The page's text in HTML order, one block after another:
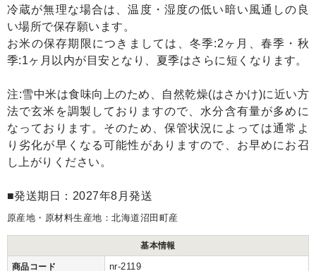
冷蔵が無理な場合は、温度・湿度の低い暗い風通しの良
い場所で保存願います。
お米の保存期限につきましては、冬季:2ヶ月、春季・秋
季:1ヶ月以内が目安となり、夏季はさらに短くなります。
注:雪中米は食味向上のため、自然乾燥(はさかけ)に近い方
法で玄米を調製しておりますので、水分含有量が多めに
なっております。そのため、保管状況によっては通常よ
り劣化が早くなる可能性がありますので、お早めにお召
し上がりください。
■発送期日：2027年8月発送
原産地・原材料生産地：北海道沼田町産
基本情報
商品コード nr-2119